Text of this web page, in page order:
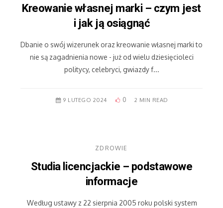
Kreowanie własnej marki – czym jest
i jak ją osiągnąć
Dbanie o swój wizerunek oraz kreowanie własnej marki to
nie są zagadnienia nowe - już od wielu dziesięcioleci
politycy, celebryci, gwiazdy f...
9 LUTEGO 2024 0 2 MIN READ
ZDROWIE
Studia licencjackie – podstawowe
informacje
Według ustawy z 22 sierpnia 2005 roku polski system